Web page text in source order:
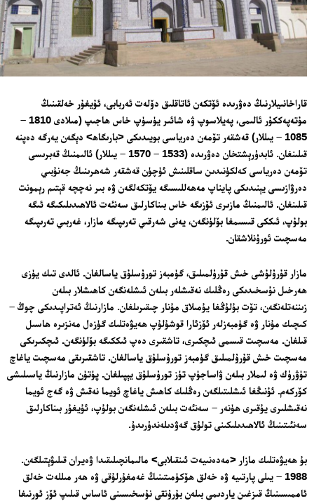
قاراخانىيلارنىڭ دەۋرىدە ئۆتكەن ئاتاقلىق دۆلەت ئەربابى، ئۇيغۇر خەلقىنىڭ
مۇتەپەككۇر ئالىمى، پەيلاسوپ ۋە شائىر يۈسۈپ خاس ھاجىپ (مىلادى 1810 –
1085 – يىللار) قەشقەر تۆمەن دەرياسى بويىدىكى <بارىگاھ> دېگەن يەرگە دەپنە
قىلىنغان. ئابدۇرېشتخان دەۋرىدە (1533 – 1570 – يىللار) ئالىمنىڭ قەبرىسى
تۆمەن دەرياسى كەلكۈنىدىن ساقلىنىش ئۈچۈن قەشقەر شەھرىنىڭ جەنۇبىي
دەرۋازىسى يېنىدىكى پايناپ مەھەللىسىگە يۆتكەلگەن ۋە بىر نەچچە قېتىم رېمونت
قىلىنغان. ئالىمنىڭ مازىرى ئۆزىگە خاس بىناكارلىق سەنئەت ئالاھىدىلىكىگە ئىگە
بولۇپ، ئىككى قىسىمغا بۆلۈنگەن، يەنى شەرقىي تەرىپىگە مازار، غەربىي تەرىپىگە
مەسچىت ئورۇنلاشقان.
مازار قۇرۇلۇشى خىش قۇرۇلمىلىق، گۈمبەز تورۇسلۇق ياسالغان. ئالدى تىك يۈزى
ھەرخىل نۇسخىدىكى رەڭلىك نەقىشلەر بىلەن ئىشلەنگەن كاھىشلار بىلەن
زىننەتلەنگەن، تۆت بۇلۇڭغا يۇمىلاق مۇنار چىقىرىلغان. مازارنىڭ ئەتراپىدىكى چوڭ –
كىچىك مۇنار ۋە گۈمبەزلەر ئۆزئارا قوشۇلۇپ ھەيۋەتلىك گۈزەل مەنزىرە ھاسىل
قىلغان. مەسچىت قىسمى ئىچكىرى، تاشقىرى دەپ ئىككىگە بۆلۈنگەن. ئىچكىرىكى
مەسچىت خىش قۇرۇلمىلىق گۈمبەز تورۇسلۇق ياسالغان. تاشقىرىقى مەسچىت ياغاچ
تۈۋرۈك ۋە لىملار بىلەن ۋاساجۈپ تۈز تورۇسلۇق يېپىلغان. پۈتۈن مازارنىڭ ياسىلىشى
كۆركەم. ئۇنىڭغا ئىشلىتىلگەن رەڭلىك كاھىش ياغاچ ئويما نەقىش ۋە گەج ئويما
نەقىشلىرى يۇقىرى ھۈنەر – سەنئەت بىلەن ئىشلەنگەن بولۇپ، ئۇيغۇر بىناكارلىق
سەنئىتىنىڭ ئالاھىدىلىكىنى تولۇق گەۋدىلەندۈرىدۇ.
بۇ ھەيۋەتلىك مازار <مەدەنىيەت ئىنقىلابى> مالىمانچىلىقىدا ۋەيران قىلىۋېتىلگەن.
1988 – يىلى پارتىيە ۋە خەلق ھۆكۈمىتىنىڭ غەمغۇرلۇقى ۋە ھەر مىللەت خەلق
ئاممىسىنىڭ قىزغىن ياردىمى بىلەن بۇرۇنقى نۇسخىسىنى ئاساس قىلىپ ئۆز ئورنىغا